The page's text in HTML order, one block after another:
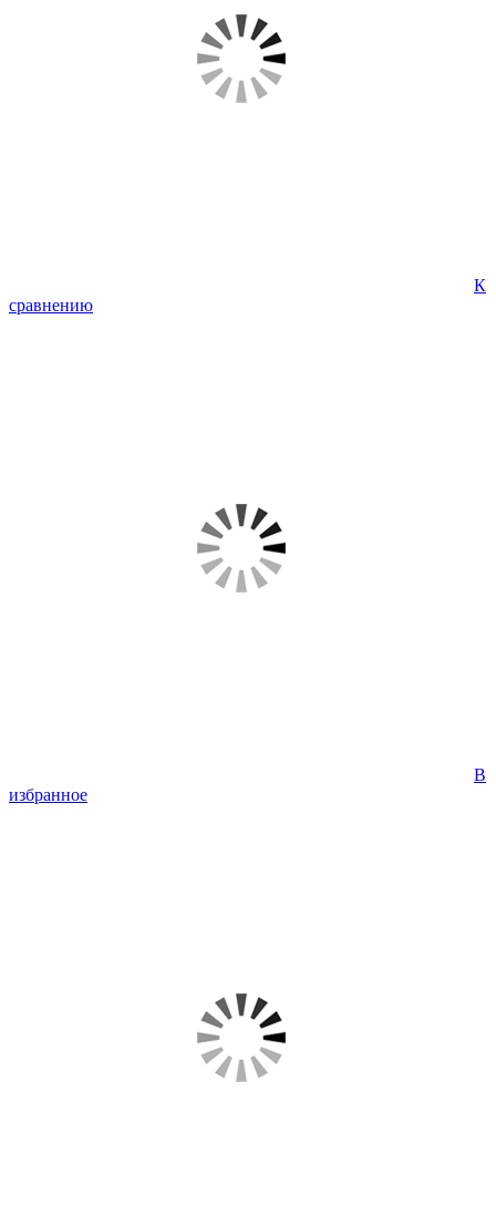
К
сравнению
В
избранное